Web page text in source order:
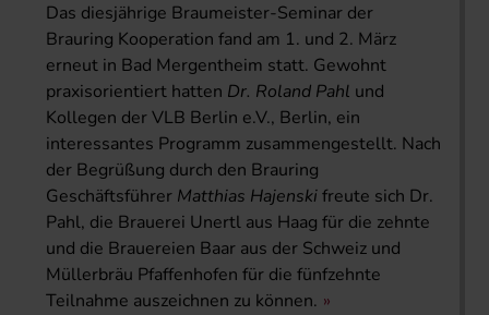
Das diesjährige Braumeister-Seminar der
Brauring Kooperation fand am 1. und 2. März
erneut in Bad Mergentheim statt. Gewohnt
praxisorientiert hatten Dr. Roland Pahl und
Kollegen der VLB Berlin e.V., Berlin, ein
interessantes Programm zusammengestellt. Nach
der Begrüßung durch den Brauring
Geschäftsführer Matthias Hajenskifreute sich Dr.
Pahl, die Brauerei Unertl aus Haag für die zehnte
und die Brauereien Baar aus der Schweiz und
Müllerbräu Pfaffenhofen für die fünfzehnte
Teilnahme auszeichnen zu können.